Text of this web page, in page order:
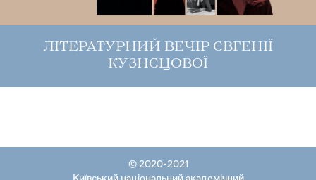
ЛІТЕРАТУРНИЙ ВЕЧІР ЄВГЕНІЇ
КУЗНЄЦОВОЇ
© 2020-2021